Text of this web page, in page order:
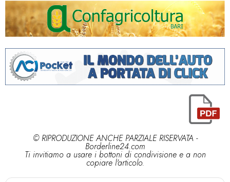
© RIPRODUZIONE ANCHE PARZIALE RISERVATA -
Borderline24.com
Ti invitiamo a usare i bottoni di condivisione e a non
copiare l'articolo.